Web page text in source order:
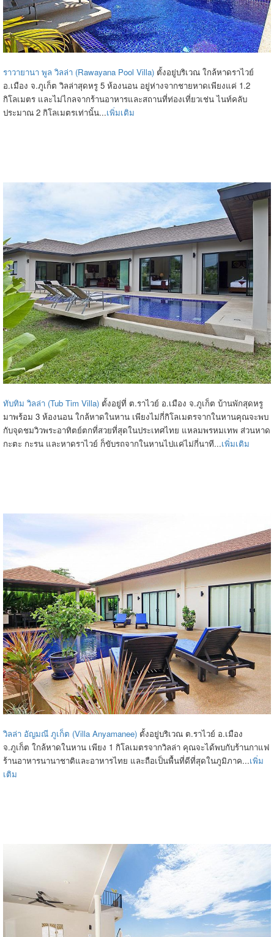
ราวายานา พูล วิลล่า (Rawayana Pool Villa) ตั้งอยู่บริเวณ ใกล้หาดราไวย์
อ.เมือง จ.ภูเก็ต วิลล่าสุดหรู 5 ห้องนอน อยู่ห่างจากชายหาดเพียงแค่ 1.2
กิโลเมตร และไม่ไกลจากร้านอาหารและสถานที่ท่องเที่ยวเช่น ไนท์คลับ
ประมาณ 2 กิโลเมตรเท่านั้น...เพิ่มเติม
ทับทิม วิลล่า (Tub Tim Villa) ตั้งอยู่ที่ ต.ราไวย์ อ.เมือง จ.ภูเก็ต บ้านพักสุดหรู
มาพร้อม 3 ห้องนอน ใกล้หาดในหาน เพียงไม่กี่กิโลเมตรจากในหานคุณจะพบ
กับจุดชมวิวพระอาทิตย์ตกที่สวยที่สุดในประเทศไทย แหลมพรหมเทพ ส่วนหาด
กะตะ กะรน และหาดราไวย์ ก็ขับรถจากในหานไปแค่ไม่กี่นาที...เพิ่มเติม
วิลล่า อัญมณี ภูเก็ต (Villa Anyamanee) ตั้งอยู่บริเวณ ต.ราไวย์ อ.เมือง
จ.ภูเก็ต ใกล้หาดในหาน เพียง 1 กิโลเมตรจากวิลล่า คุณจะได้พบกับร้านกาแฟ
ร้านอาหารนานาชาติและอาหารไทย และถือเป็นพื้นที่ดีที่สุดในภูมิภาค...เพิ่ม
เติม